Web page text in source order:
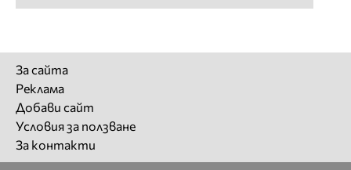
За сайта
Реклама
Добави сайт
Условия за ползване
За контакти